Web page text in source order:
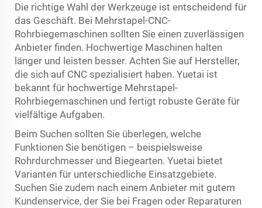
Die richtige Wahl der Werkzeuge ist entscheidend für
das Geschäft. Bei Mehrstapel-CNC-
Rohrbiegemaschinen sollten Sie einen zuverlässigen
Anbieter finden. Hochwertige Maschinen halten
länger und leisten besser. Achten Sie auf Hersteller,
die sich auf CNC spezialisiert haben. Yuetai ist
bekannt für hochwertige Mehrstapel-
Rohrbiegemaschinen und fertigt robuste Geräte für
vielfältige Aufgaben.
Beim Suchen sollten Sie überlegen, welche
Funktionen Sie benötigen – beispielsweise
Rohrdurchmesser und Biegearten. Yuetai bietet
Varianten für unterschiedliche Einsatzgebiete.
Suchen Sie zudem nach einem Anbieter mit gutem
Kundenservice, der Sie bei Fragen oder Reparaturen